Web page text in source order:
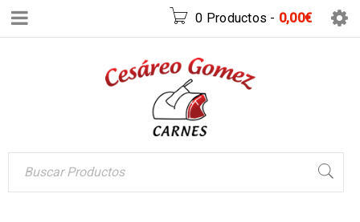
0 Productos - 0,00€